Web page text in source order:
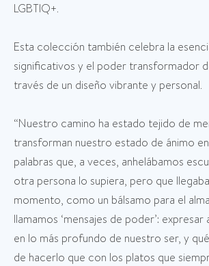
LGBTIQ+.
Esta colección también celebra la
significativos y el poder transformador
través de un diseño vibrante y personal.
“Nuestro camino ha estado tejido de
transforman nuestro estado de ánimo
palabras que, a veces, anhelábamos
otra persona lo supiera, pero que
momento, como un bálsamo para el
llamamos ‘mensajes de poder’:
en lo más profundo de nuestro ser, y
de hacerlo que con los platos que